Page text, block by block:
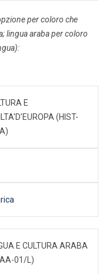
per coloro che
lingua araba per coloro
E
(HIST-
E CULTURA ARABA
01/L)